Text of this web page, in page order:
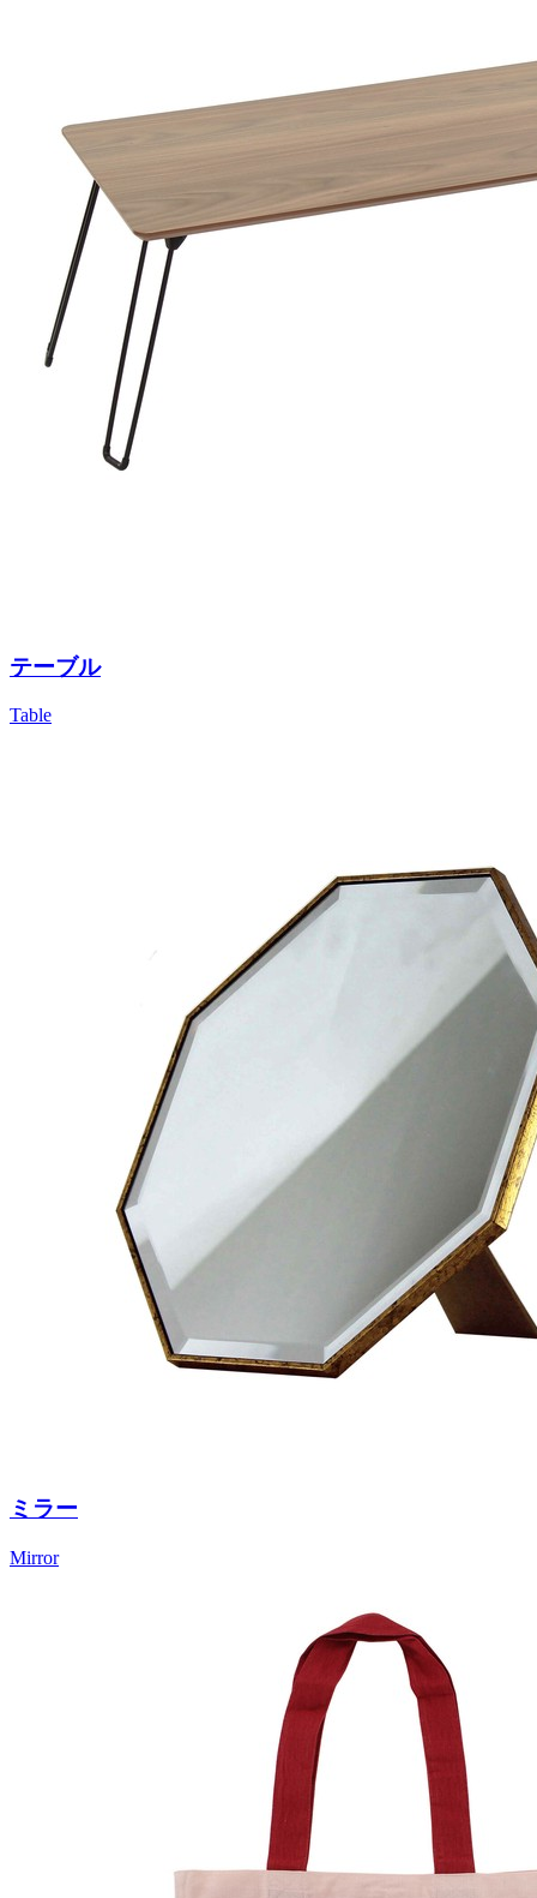
テーブル
Table
ミラー
Mirror